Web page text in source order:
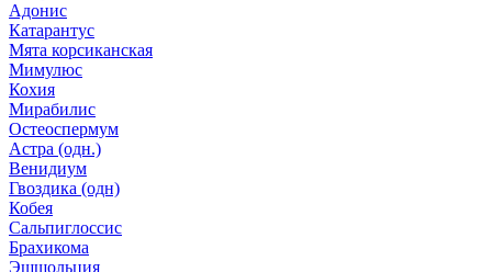
Адонис
Катарантус
Мята корсиканская
Мимулюс
Кохия
Мирабилис
Остеоспермум
Астра (одн.)
Венидиум
Гвоздика (одн)
Кобея
Сальпиглоссис
Брахикома
Эшшольция